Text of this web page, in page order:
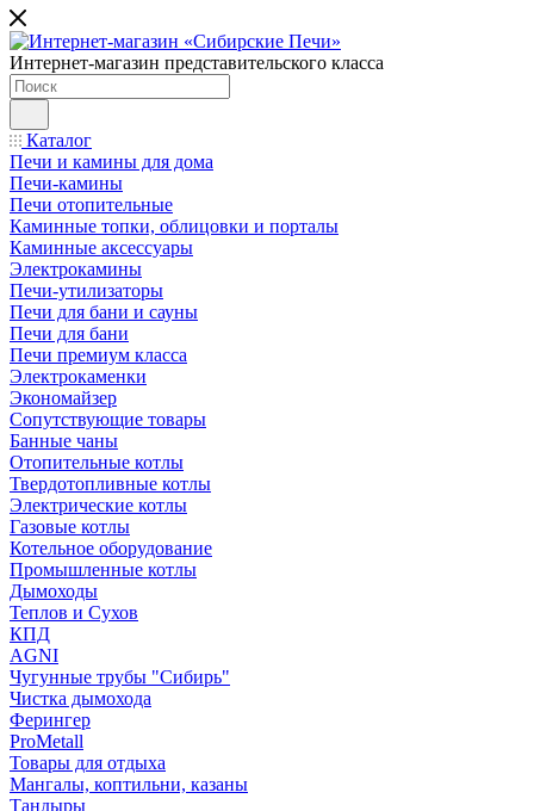
Интернет-магазин представительского класса
Каталог
Печи и камины для дома
Печи-камины
Печи отопительные
Каминные топки, облицовки и порталы
Каминные аксессуары
Электрокамины
Печи-утилизаторы
Печи для бани и сауны
Печи для бани
Печи премиум класса
Электрокаменки
Экономайзер
Сопутствующие товары
Банные чаны
Отопительные котлы
Твердотопливные котлы
Электрические котлы
Газовые котлы
Котельное оборудование
Промышленные котлы
Дымоходы
Теплов и Сухов
КПД
AGNI
Чугунные трубы "Сибирь"
Чистка дымохода
Ферингер
ProMetall
Товары для отдыха
Мангалы, коптильни, казаны
Тандыры